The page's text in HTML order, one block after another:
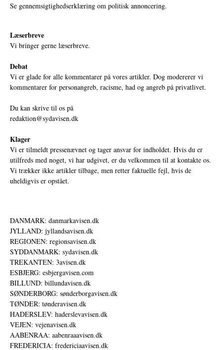
Se gennemsigtighedserklæring om politisk annoncering.
Læserbreve
Vi bringer gerne læserbreve.
Debat
Vi er glade for alle kommentarer på vores artikler. Dog modererer vi
kommentarer for personangreb, racisme, had og angreb på privatlivet.
Du kan skrive til os på
redaktion@sydavisen.dk
Klager
Vi er tilmeldt pressenævnet og tager ansvar for indholdet. Hvis du er
utilfreds med noget, vi har udgivet, er du velkommen til at kontakte os.
Vi trækker ikke artikler tilbage, men retter faktuelle fejl, hvis de
uheldigvis er opstået.
DANMARK: danmarkavisen.dk
JYLLAND: jyllandsavisen.dk
REGIONEN: regionsavisen.dk
SYDDANMARK: sydavisen.dk
TREKANTEN: 3avisen.dk
ESBJERG: esbjergavisen.com
BILLUND: billundavisen.dk
SØNDERBORG: sønderborgavisen.dk
TØNDER: tønderavisen.dk
HADERSLEV: haderslevavisen.dk
VEJEN: vejenavisen.dk
AABENRAA: aabenraaavisen.dk
FREDERICIA: fredericiaavisen.dk